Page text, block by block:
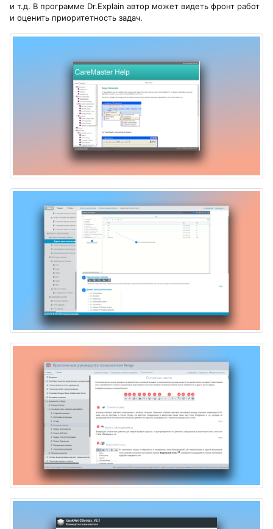
и т.д. В программе Dr.Explain автор может видеть фронт работ
и оценить приоритетность задач.